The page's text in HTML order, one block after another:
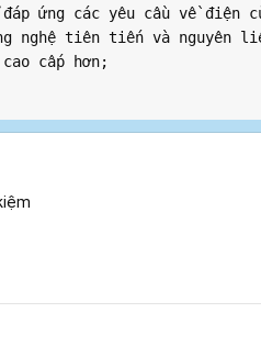
ứng các yêu cầu về điện
nghệ tiên tiến và nguyên
cấp hơn;